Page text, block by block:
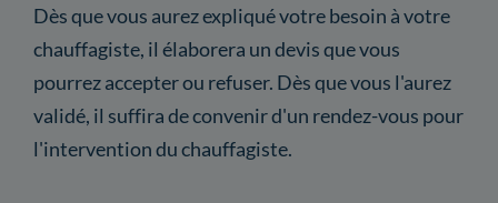
Dès que vous aurez expliqué votre besoin à votre
chauffagiste, il élaborera un devis que vous
pourrez accepter ou refuser. Dès que vous l'aurez
validé, il suffira de convenir d'un rendez-vous pour
l'intervention du chauffagiste.